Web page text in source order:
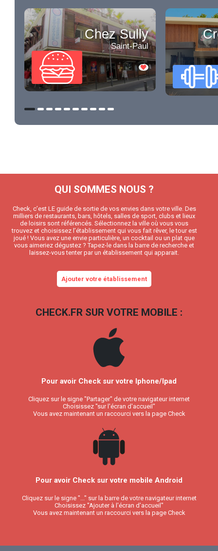
Chez Sully
Saint-Paul
QUI SOMMES NOUS ?
Check, c’est LE guide de sortie de vos envies dans votre ville. Des
milliers de restaurants, bars, hôtels, salles de sport, clubs et lieux
de loisirs sont référencés. Sélectionnez la ville où vous vous
trouvez et choisissez l’établissement qui vous fait rêver, le tour est
joué ! Vous avez une envie particulière, un cocktail ou un plat que
vous aimeriez dégustez ? Tapez-le dans la barre de recherche et
laissez-vous tenter par un établissement qui apparait.
Ajouter votre établissement
CHECK.FR SUR VOTRE MOBILE :
Pour avoir Check sur votre Iphone/Ipad
Cliquez sur le signe "Partager" de votre navigateur internet
Choisissez "sur l'écran d'accueil"
Vous avez maintenant un raccourci vers la page Check
Pour avoir Check sur votre mobile Android
Cliquez sur le signe "..." sur la barre de votre navigateur internet
Choisissez "Ajouter à l'écran d'accueil"
Vous avez maintenant un raccourci vers la page Check